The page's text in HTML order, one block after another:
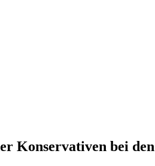
Konservativen bei